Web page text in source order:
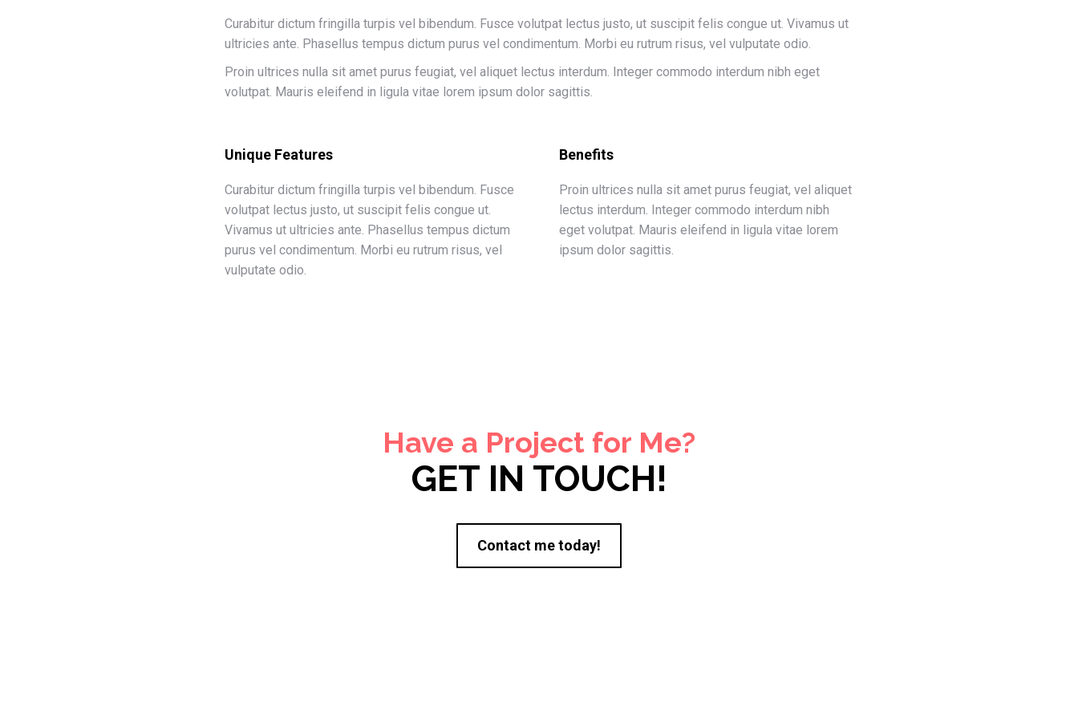
Curabitur dictum fringilla turpis vel bibendum. Fusce volutpat lectus justo, ut suscipit felis congue ut. Vivamus ut
ultricies ante. Phasellus tempus dictum purus vel condimentum. Morbi eu rutrum risus, vel vulputate odio.
Proin ultrices nulla sit amet purus feugiat, vel aliquet lectus interdum. Integer commodo interdum nibh eget
volutpat. Mauris eleifend in ligula vitae lorem ipsum dolor sagittis.
Unique Features
Curabitur dictum fringilla turpis vel bibendum. Fusce
volutpat lectus justo, ut suscipit felis congue ut.
Vivamus ut ultricies ante. Phasellus tempus dictum
purus vel condimentum. Morbi eu rutrum risus, vel
vulputate odio.
Benefits
Proin ultrices nulla sit amet purus feugiat, vel aliquet
lectus interdum. Integer commodo interdum nibh
eget volutpat. Mauris eleifend in ligula vitae lorem
ipsum dolor sagittis.
Have a Project for Me?
GET IN TOUCH!
Contact me today!